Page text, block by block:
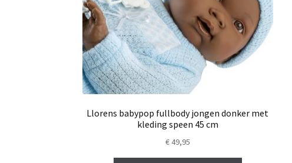
Llorens babypop fullbody jongen donker met
kleding speen 45 cm
€49,95